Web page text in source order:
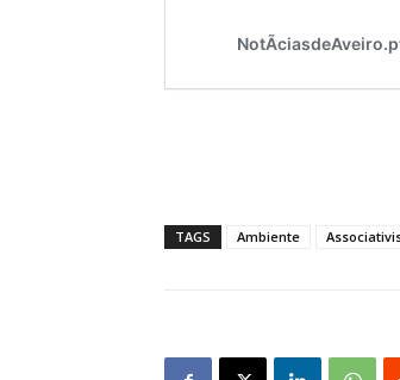
TAGS Ambiente